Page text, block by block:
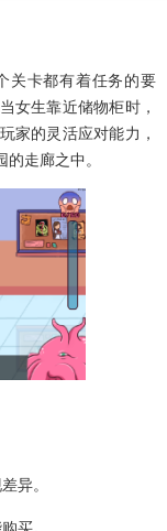
关卡都有着任务的要
女生靠近储物柜时，
家的灵活应对能力，
走廊之中。
异。